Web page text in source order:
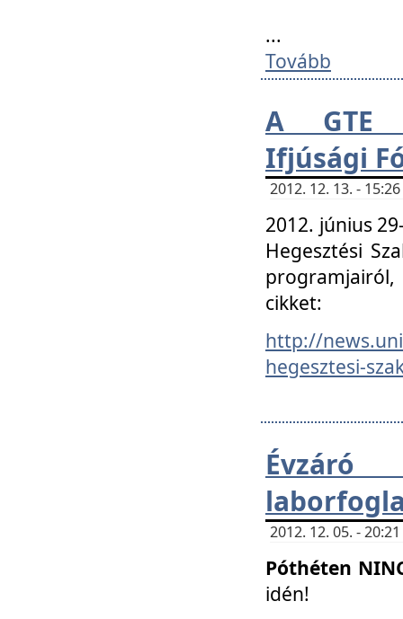
...
Tovább
A GTE
Ifjúsági
2012. 12. 13. -
2012. június
Hegesztési
cikket:
http://
hegesztesi-
2012. 12. 05. -
Póthéten
idén!